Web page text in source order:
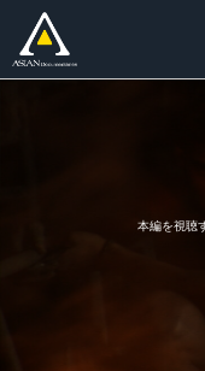
本編を視聴